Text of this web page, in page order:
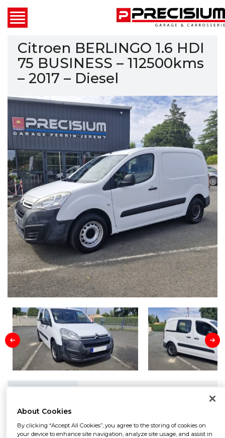
Citroen BERLINGO 1.6 HDI
75 BUSINESS – 112500kms
– 2017 – Diesel
Marque Citroen
About Cookies
By clicking “Accept All Cookies”, you agree to the storing of cookies on
your device to enhance site navigation, analyze site usage, and assist in